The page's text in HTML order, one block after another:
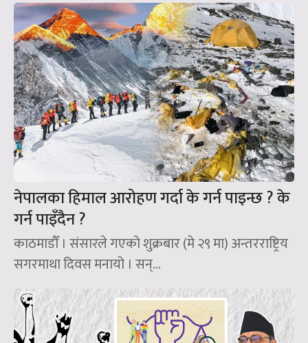
नेपालका हिमाल आरोहण गर्दा के गर्न पाइन्छ ? के
गर्न पाइँदैन ?
काठमाडौँ । संसारले गएको शुक्रबार (मे २९ मा) अन्तरराष्ट्रिय
सगरमाथा दिवस मनायो । सन्‌...